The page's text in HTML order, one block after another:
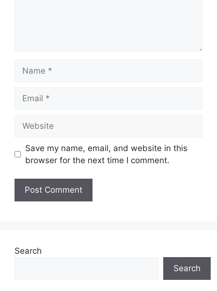
Save my name, email, and website in this
browser for the next time I comment.
Search
Search